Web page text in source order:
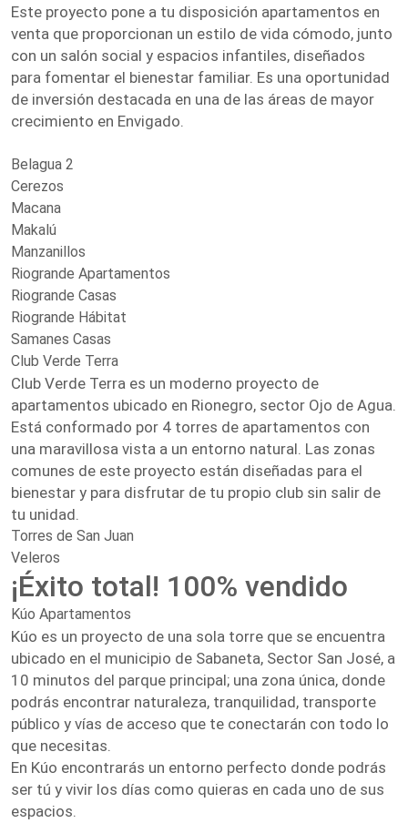
Este proyecto pone a tu disposición apartamentos en
venta que proporcionan un estilo de vida cómodo, junto
con un salón social y espacios infantiles, diseñados
para fomentar el bienestar familiar. Es una oportunidad
de inversión destacada en una de las áreas de mayor
crecimiento en Envigado.
Belagua 2
Cerezos
Macana
Makalú
Manzanillos
Riogrande Apartamentos
Riogrande Casas
Riogrande Hábitat
Samanes Casas
Club Verde Terra
Club Verde Terra es un moderno proyecto de
apartamentos ubicado en Rionegro, sector Ojo de Agua.
Está conformado por 4 torres de apartamentos con
una maravillosa vista a un entorno natural. Las zonas
comunes de este proyecto están diseñadas para el
bienestar y para disfrutar de tu propio club sin salir de
tu unidad.
Torres de San Juan
Veleros
¡Éxito total! 100% vendido
Kúo Apartamentos
Kúo es un proyecto de una sola torre que se encuentra
ubicado en el municipio de Sabaneta, Sector San José, a
10 minutos del parque principal; una zona única, donde
podrás encontrar naturaleza, tranquilidad, transporte
público y vías de acceso que te conectarán con todo lo
que necesitas.
En Kúo encontrarás un entorno perfecto donde podrás
ser tú y vivir los días como quieras en cada uno de sus
espacios.